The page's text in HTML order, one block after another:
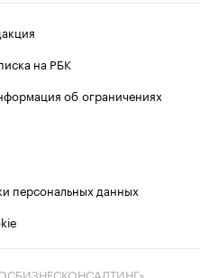
на РБК
об ограничениях
персональных данных